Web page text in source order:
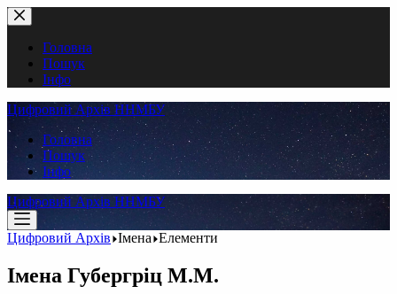
Перейти
до
вмістуГоловна
Пошук
Інфо
Цифровий Архів ННМБУ
Головна
Пошук
Інфо
Цифровий Архів ННМБУ
Цифровий Архів Імена Елементи
Імена Губергріц М.М.